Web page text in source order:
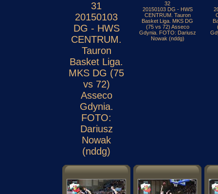
31
20150103
DG - HWS
CENTRUM.
Tauron
Basket Liga.
MKS DG (75
vs 72)
Asseco
Gdynia.
FOTO:
Dariusz
Nowak
(nddg)
32
20150103 DG - HWS
CENTRUM. Tauron
Basket Liga. MKS DG
(75 vs 72) Asseco
Gdynia. FOTO: Dariusz
Nowak (nddg)